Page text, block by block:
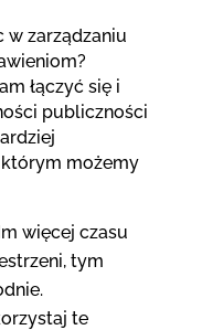
zarządzaniu
łączyć się i
publiczności
możemy
więcej czasu
tym
te